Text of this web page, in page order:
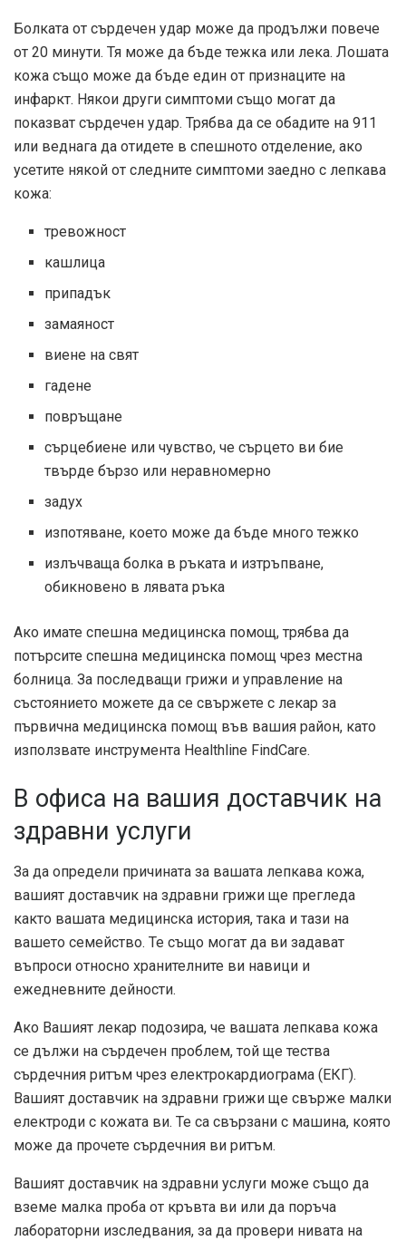
Болката от сърдечен удар може да продължи повече
от 20 минути. Тя може да бъде тежка или лека. Лошата
кожа също може да бъде един от признаците на
инфаркт. Някои други симптоми също могат да
показват сърдечен удар. Трябва да се обадите на 911
или веднага да отидете в спешното отделение, ако
усетите някой от следните симптоми заедно с лепкава
кожа:
тревожност
кашлица
припадък
замаяност
виене на свят
гадене
повръщане
сърцебиене или чувство, че сърцето ви бие
твърде бързо или неравномерно
задух
изпотяване, което може да бъде много тежко
излъчваща болка в ръката и изтръпване,
обикновено в лявата ръка
Ако имате спешна медицинска помощ, трябва да
потърсите спешна медицинска помощ чрез местна
болница. За последващи грижи и управление на
състоянието можете да се свържете с лекар за
първична медицинска помощ във вашия район, като
използвате инструмента Healthline FindCare.
В офиса на вашия доставчик на
здравни услуги
За да определи причината за вашата лепкава кожа,
вашият доставчик на здравни грижи ще прегледа
както вашата медицинска история, така и тази на
вашето семейство. Те също могат да ви задават
въпроси относно хранителните ви навици и
ежедневните дейности.
Ако Вашият лекар подозира, че вашата лепкава кожа
се дължи на сърдечен проблем, той ще тества
сърдечния ритъм чрез електрокардиограма (ЕКГ).
Вашият доставчик на здравни грижи ще свърже малки
електроди с кожата ви. Те са свързани с машина, която
може да прочете сърдечния ви ритъм.
Вашият доставчик на здравни услуги може също да
вземе малка проба от кръвта ви или да поръча
лабораторни изследвания, за да провери нивата на